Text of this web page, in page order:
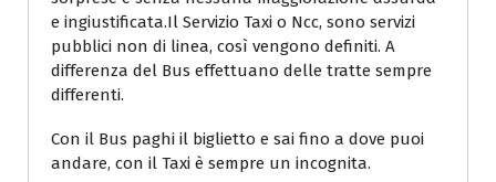
e ingiustificata.Il Servizio Taxi o Ncc, sono servizi
pubblici non di linea, così vengono definiti. A
differenza del Bus effettuano delle tratte sempre
differenti.
Con il Bus paghi il biglietto e sai fino a dove puoi
andare, con il Taxi è sempre un incognita.